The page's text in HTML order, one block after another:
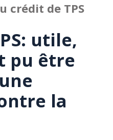
crédit de TPS
utile,
pu être
la